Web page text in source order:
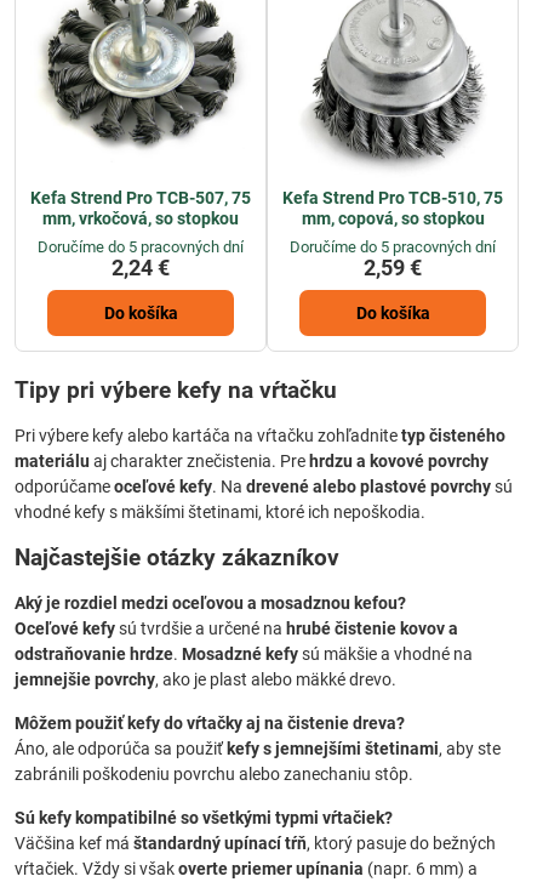
Kefa Strend Pro TCB-507, 75
mm, vrkočová, so stopkou
Doručíme do 5 pracovných dní
2,24 €
Do košíka
Kefa Strend Pro TCB-510, 75
mm, copová, so stopkou
Doručíme do 5 pracovných dní
2,59 €
Do košíka
Tipy pri výbere kefy na vŕtačku
Pri výbere kefy alebo kartáča na vŕtačku zohľadnitetyp čisteného
materiálu aj charakter znečistenia. Prehrdzu a kovové povrchy
odporúčameoceľové kefy. Na drevené alebo plastové povrchysú
vhodné kefy s mäkšími štetinami, ktoré ich nepoškodia.
Najčastejšie otázky zákazníkov
Aký je rozdiel medzi oceľovou a mosadznou kefou?
Oceľové kefysú tvrdšie a určené na hrubé čistenie kovov a
odstraňovanie hrdze. Mosadzné kefysú mäkšie a vhodné na
jemnejšie povrchy, ako je plast alebo mäkké drevo.
Môžem použiť kefy do vŕtačky aj na čistenie dreva?
Áno, ale odporúča sa použiťkefy s jemnejšími štetinami, aby ste
zabránili poškodeniu povrchu alebo zanechaniu stôp.
Sú kefy kompatibilné so všetkými typmi vŕtačiek?
Väčšina kef má štandardný upínací tŕň, ktorý pasuje do bežných
vŕtačiek. Vždy si všakoverte priemer upínania (napr. 6 mm) a